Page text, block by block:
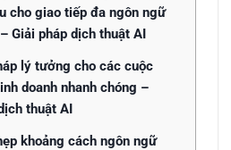
cho giao tiếp đa ngôn ngữ
Giải pháp dịch thuật AI
lý tưởng cho các cuộc
doanh nhanh chóng –
thuật AI
khoảng cách ngôn ngữ